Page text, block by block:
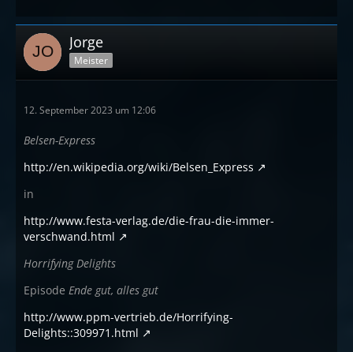
Jorge
Meister
12. September 2023 um 12:06
Belsen-Express
http://en.wikipedia.org/wiki/Belsen_Express
in
http://www.festa-verlag.de/die-frau-die-immer-
verschwand.html
Horrifying Delights
Episode Ende gut, alles gut
http://www.ppm-vertrieb.de/Horrifying-
Delights::309971.html